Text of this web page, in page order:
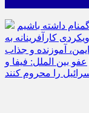
داشته باشیم
کارآفرینانه به
آموزنده و جذاب
عفو بین الملل: فیفا و
را محروم کنند